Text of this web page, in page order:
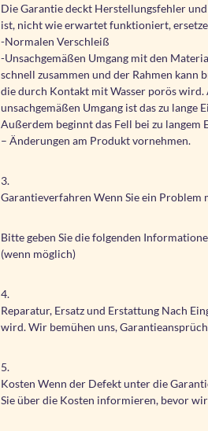
Die Garantie deckt Herstellungsfehler
ist, nicht wie erwartet funktioniert,
-Normalen Verschleiß
-Unsachgemäßen Umgang mit den
schnell zusammen und der Rahmen kann
die durch Kontakt mit Wasser porös
unsachgemäßen Umgang ist das zu
Außerdem beginnt das Fell bei zu
– Änderungen am Produkt vornehmen.
3.
Garantieverfahren Wenn Sie ein
Bitte geben Sie die folgenden
(wenn möglich)
4.
Reparatur, Ersatz und Erstattung Nach
wird. Wir bemühen uns,
5.
Kosten Wenn der Defekt unter die
Sie über die Kosten informieren, bevor